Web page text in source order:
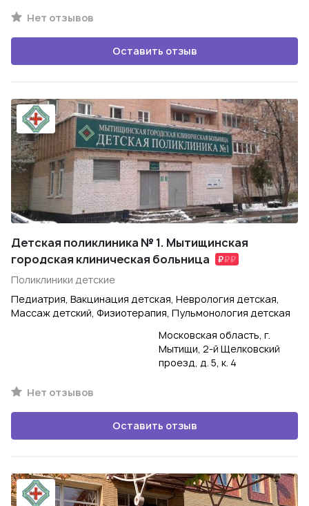
Нет отзывов
Оставить отзыв
Детская поликлиника № 1. Мытищинская
городская клиническая больница
Поликлиники детские
Педиатрия, Вакцинация детская, Неврология детская,
Массаж детский, Физиотерапия, Пульмонология детская
Московская область, г.
Мытищи, 2-й Щелковский
проезд, д. 5, к. 4
Нет отзывов
Оставить отзыв